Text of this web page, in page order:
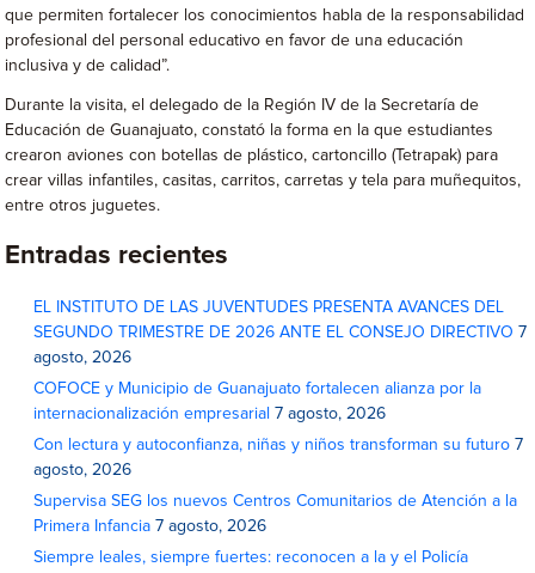
que permiten fortalecer los conocimientos habla de la responsabilidad
profesional del personal educativo en favor de una educación
inclusiva y de calidad”.
Durante la visita, el delegado de la Región IV de la Secretaría de
Educación de Guanajuato, constató la forma en la que estudiantes
crearon aviones con botellas de plástico, cartoncillo (Tetrapak) para
crear villas infantiles, casitas, carritos, carretas y tela para muñequitos,
entre otros juguetes.
Entradas recientes
EL INSTITUTO DE LAS JUVENTUDES PRESENTA AVANCES DEL
SEGUNDO TRIMESTRE DE 2026 ANTE EL CONSEJO DIRECTIVO 7
agosto, 2026
COFOCE y Municipio de Guanajuato fortalecen alianza por la
internacionalización empresarial 7 agosto, 2026
Con lectura y autoconfianza, niñas y niños transforman su futuro 7
agosto, 2026
Supervisa SEG los nuevos Centros Comunitarios de Atención a la
Primera Infancia 7 agosto, 2026
Siempre leales, siempre fuertes: reconocen a la y el Policía